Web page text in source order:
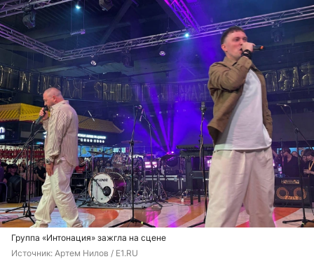
Группа «Интонация» зажгла на сцене
Источник: Артем Нилов / E1.RU